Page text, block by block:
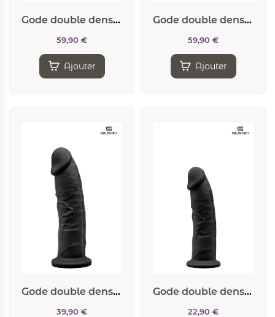
Gode double densité noir 23 cm – Modèle 2
59,90 €
Ajouter
Gode double densité rose 23 cm – Modèle 2
59,90 €
Ajouter
Gode double densité noir 19 cm – Modèle 2
39,90 €
Gode double densité noir 15 cm – Modèle 2
22,90 €